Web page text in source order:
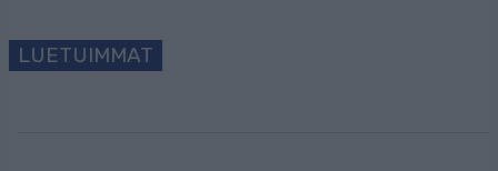
LUETUIMMAT